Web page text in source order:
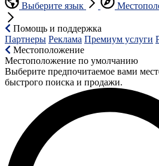
Выберите язык
Помощь и поддержка
Партнеры Реклама Премиум услуги
Местоположение
Местоположение по умолчанию
Выберите предпочитаемое вами
быстрого поиска и продажи.